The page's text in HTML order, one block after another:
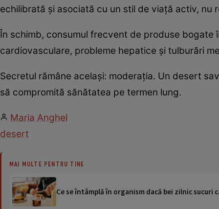
echilibrată și asociată cu un stil de viață activ,
În schimb, consumul frecvent de produse
cardiovasculare, probleme hepatice și tulburări
Secretul rămâne același: moderația. Un desert
să compromită sănătatea pe termen lung.
Maria Anghel
desert
MAI MULTE PENTRU TINE
Ce se întâmplă în organism dacă bei zilnic sucuri